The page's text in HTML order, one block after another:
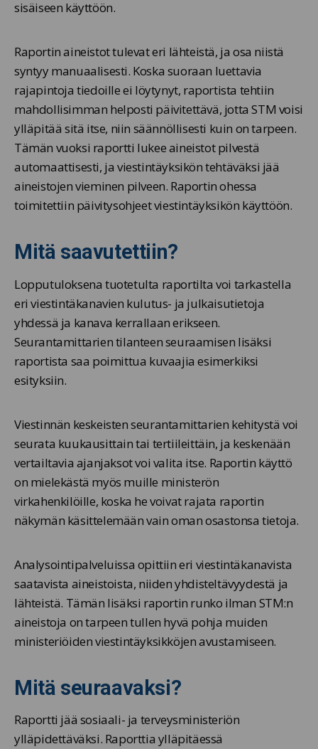
sisäiseen käyttöön.
Raportin aineistot tulevat eri lähteistä, ja osa niistä
syntyy manuaalisesti. Koska suoraan luettavia
rajapintoja tiedoille ei löytynyt, raportista tehtiin
mahdollisimman helposti päivitettävä, jotta STM voisi
ylläpitää sitä itse, niin säännöllisesti kuin on tarpeen.
Tämän vuoksi raportti lukee aineistot pilvestä
automaattisesti, ja viestintäyksikön tehtäväksi jää
aineistojen vieminen pilveen. Raportin ohessa
toimitettiin päivitysohjeet viestintäyksikön käyttöön.
Mitä saavutettiin?
Lopputuloksena tuotetulta raportilta voi tarkastella
eri viestintäkanavien kulutus- ja julkaisutietoja
yhdessä ja kanava kerrallaan erikseen.
Seurantamittarien tilanteen seuraamisen lisäksi
raportista saa poimittua kuvaajia esimerkiksi
esityksiin.
Viestinnän keskeisten seurantamittarien kehitystä voi
seurata kuukausittain tai tertiileittäin, ja keskenään
vertailtavia ajanjaksot voi valita itse. Raportin käyttö
on mielekästä myös muille ministerön
virkahenkilöille, koska he voivat rajata raportin
näkymän käsittelemään vain oman osastonsa tietoja.
Analysointipalveluissa opittiin eri viestintäkanavista
saatavista aineistoista, niiden yhdisteltävyydestä ja
lähteistä. Tämän lisäksi raportin runko ilman STM:n
aineistoja on tarpeen tullen hyvä pohja muiden
ministeriöiden viestintäyksikköjen avustamiseen.
Mitä seuraavaksi?
Raportti jää sosiaali- ja terveysministeriön
ylläpidettäväksi. Raporttia ylläpitäessä